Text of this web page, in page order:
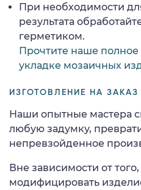
При необходимости
результата
герметиком.
Прочтите наше полное
укладке мозаичных
ИЗГОТОВЛЕНИЕ НА ЗАКАЗ
Наши опытные мастера
любую задумку,
непревзойденное
Вне зависимости от
модифицировать